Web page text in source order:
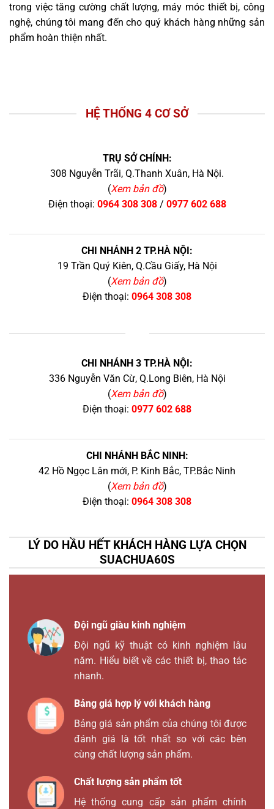
trong việc tăng cường chất lượng, máy móc thiết bị, công
nghệ, chúng tôi mang đến cho quý khách hàng những sản
phẩm hoàn thiện nhất.
HỆ THỐNG 4 CƠ SỞ
TRỤ SỞ CHÍNH:
308 Nguyễn Trãi, Q.Thanh Xuân, Hà Nội.
(Xem bản đồ)
Điện thoại: 0964 308 308/ 0977 602 688
CHI NHÁNH 2 TP.HÀ NỘI:
19 Trần Quý Kiên, Q.Cầu Giấy, Hà Nội
(Xem bản đồ)
Điện thoại: 0964 308 308
CHI NHÁNH 3 TP.HÀ NỘI:
336 Nguyễn Văn Cừ, Q.Long Biên, Hà Nội
(Xem bản đồ)
Điện thoại: 0977 602 688
CHI NHÁNH BẮC NINH:
42 Hồ Ngọc Lân mới, P. Kinh Bắc, TP.Bắc Ninh
(Xem bản đồ)
Điện thoại: 0964 308 308
LÝ DO HẦU HẾT KHÁCH HÀNG LỰA CHỌN
SUACHUA60S
Đội ngũ giàu kinh nghiệm
Đội ngũ kỹ thuật có kinh nghiệm lâu
năm. Hiểu biết về các thiết bị, thao tác
nhanh.
Bảng giá hợp lý với khách hàng
Bảng giá sản phẩm của chúng tôi được
đánh giá là tốt nhất so với các bên
cùng chất lượng sản phẩm.
Chất lượng sản phẩm tốt
Hệ thống cung cấp sản phẩm chính